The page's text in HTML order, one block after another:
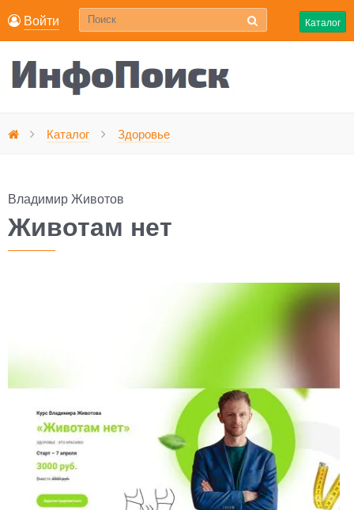
Войти Каталог
Каталог Здоровье
Владимир Животов
Животам нет